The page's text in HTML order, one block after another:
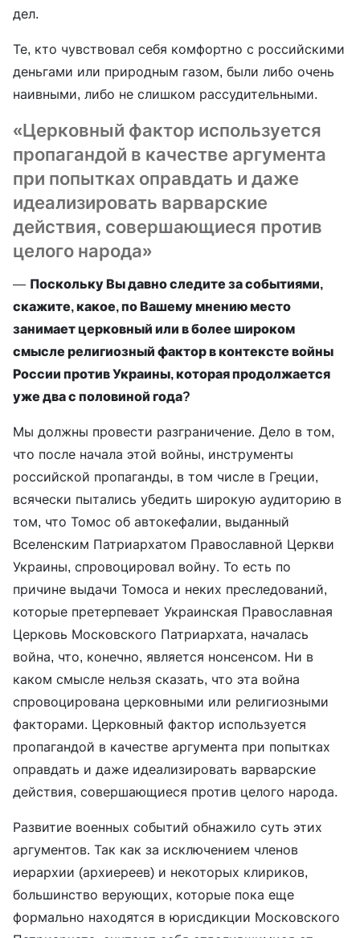
дел.
Те, кто чувствовал себя комфортно с российскими
деньгами или природным газом, были либо очень
наивными, либо не слишком рассудительными.
«Церковный фактор используется
пропагандой в качестве аргумента
при попытках оправдать и даже
идеализировать варварские
действия, совершающиеся против
целого народа»
— Поскольку Вы давно следите за событиями,
скажите, какое, по Вашему мнению место
занимает церковный или в более широком
смысле религиозный фактор в контексте войны
России против Украины, которая продолжается
уже два с половиной года?
Мы должны провести разграничение. Дело в том,
что после начала этой войны, инструменты
российской пропаганды, в том числе в Греции,
всячески пытались убедить широкую аудиторию в
том, что Томос об автокефалии, выданный
Вселенским Патриархатом Православной Церкви
Украины, спровоцировал войну. То есть по
причине выдачи Томоса и неких преследований,
которые претерпевает Украинская Православная
Церковь Московского Патриархата, началась
война, что, конечно, является нонсенсом. Ни в
каком смысле нельзя сказать, что эта война
спровоцирована церковными или религиозными
факторами. Церковный фактор используется
пропагандой в качестве аргумента при попытках
оправдать и даже идеализировать варварские
действия, совершающиеся против целого народа.
Развитие военных событий обнажило суть этих
аргументов. Так как за исключением членов
иерархии (архиереев) и некоторых клириков,
большинство верующих, которые пока еще
формально находятся в юрисдикции Московского